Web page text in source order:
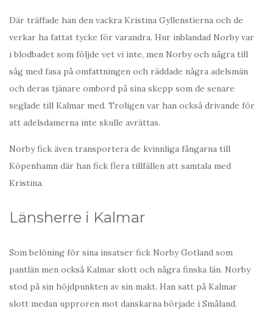
Där träffade han den vackra Kristina Gyllenstierna och de
verkar ha fattat tycke för varandra. Hur inblandad Norby var
i blodbadet som följde vet vi inte, men Norby och några till
såg med fasa på omfattningen och räddade några adelsmän
och deras tjänare ombord på sina skepp som de senare
seglade till Kalmar med. Troligen var han också drivande för
att adelsdamerna inte skulle avrättas.
Norby fick även transportera de kvinnliga fångarna till
Köpenhamn där han fick flera tillfällen att samtala med
Kristina.
Länsherre i Kalmar
Som belöning för sina insatser fick Norby Gotland som
pantlän men också Kalmar slott och några finska län. Norby
stod på sin höjdpunkten av sin makt. Han satt på Kalmar
slott medan upproren mot danskarna började i Småland.